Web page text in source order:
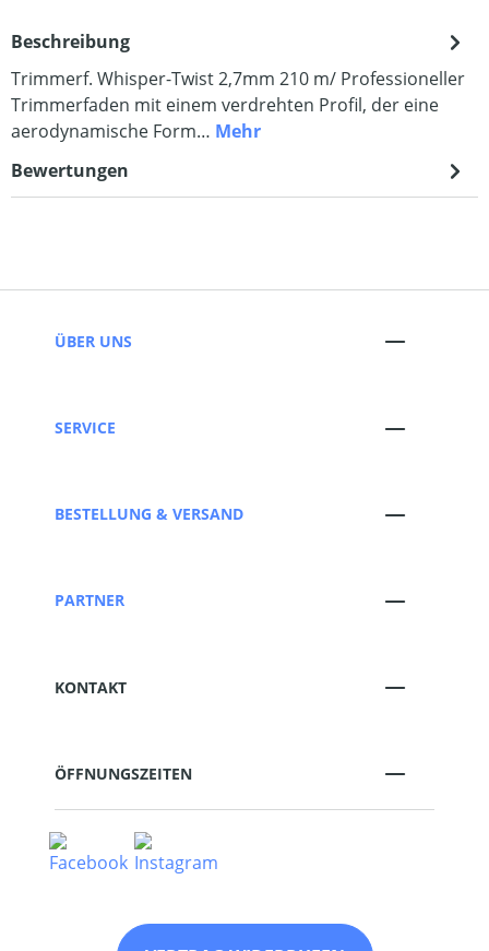
Beschreibung
Trimmerf. Whisper-Twist 2,7mm 210 m/ Professioneller
Trimmerfaden mit einem verdrehten Profil, der eine
aerodynamische Form… Mehr
Bewertungen
ÜBER UNS
SERVICE
BESTELLUNG & VERSAND
PARTNER
KONTAKT
ÖFFNUNGSZEITEN